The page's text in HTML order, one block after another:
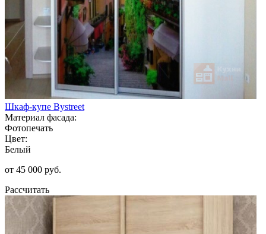
Шкаф-купе Bystreet
Материал фасада:
Фотопечать
Цвет:
Белый
от 45 000 руб.
Рассчитать